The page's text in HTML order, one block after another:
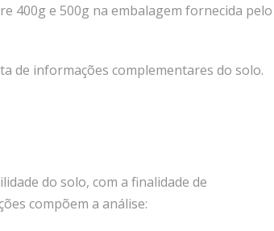
400g e 500g na embalagem fornecida pelo
de informações complementares do solo.
do solo, com a finalidade de
compõem a análise: